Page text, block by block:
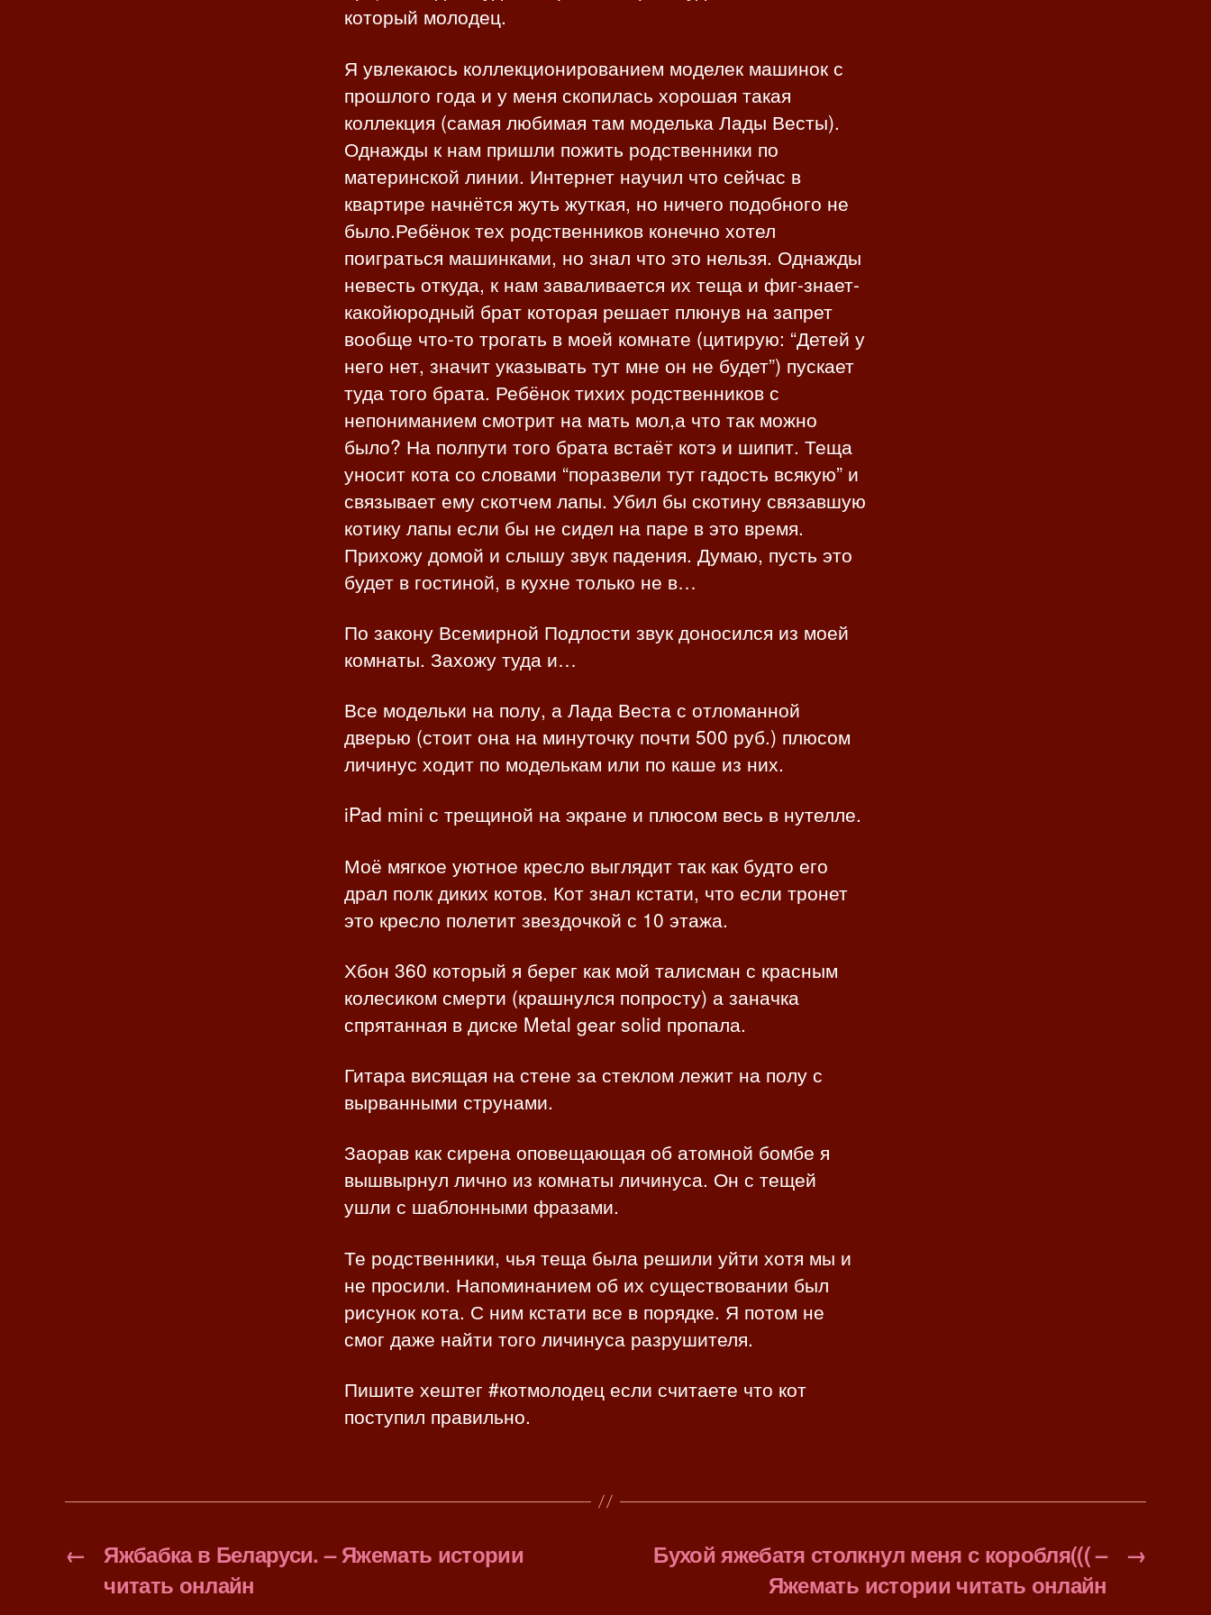
с
который молодец.
Я увлекаюсь коллекционированием моделек машинок с
прошлого года и у меня скопилась хорошая такая
коллекция (самая любимая там моделька Лады Весты).
Однажды к нам пришли пожить родственники по
материнской линии. Интернет научил что сейчас в
квартире начнётся жуть жуткая, но ничего подобного не
было.Ребёнок тех родственников конечно хотел
поиграться машинками, но знал что это нельзя. Однажды
невесть откуда, к нам заваливается их теща и фиг-знает-
какойюродный брат которая решает плюнув на запрет
вообще что-то трогать в моей комнате (цитирую: “Детей у
него нет, значит указывать тут мне он не будет”) пускает
туда того брата. Ребёнок тихих родственников с
непониманием смотрит на мать мол,а что так можно
было? На полпути того брата встаёт котэ и шипит. Теща
уносит кота со словами “поразвели тут гадость всякую” и
связывает ему скотчем лапы. Убил бы скотину связавшую
котику лапы если бы не сидел на паре в это время.
Прихожу домой и слышу звук падения. Думаю, пусть это
будет в гостиной, в кухне только не в…
По закону Всемирной Подлости звук доносился из моей
комнаты. Захожу туда и…
Все модельки на полу, а Лада Веста с отломанной
дверью (стоит она на минуточку почти 500 руб.) плюсом
личинус ходит по моделькам или по каше из них.
iPad mini с трещиной на экране и плюсом весь в нутелле.
Моё мягкое уютное кресло выглядит так как будто его
драл полк диких котов. Кот знал кстати, что если тронет
это кресло полетит звездочкой с 10 этажа.
Хбон 360 который я берег как мой талисман с красным
колесиком смерти (крашнулся попросту) а заначка
спрятанная в диске Metal gear solid пропала.
Гитара висящая на стене за стеклом лежит на полу с
вырванными струнами.
Заорав как сирена оповещающая об атомной бомбе я
вышвырнул лично из комнаты личинуса. Он с тещей
ушли с шаблонными фразами.
Те родственники, чья теща была решили уйти хотя мы и
не просили. Напоминанием об их существовании был
рисунок кота. С ним кстати все в порядке. Я потом не
смог даже найти того личинуса разрушителя.
Пишите хештег #котмолодец если считаете что кот
поступил правильно.
←
Яжбабка в Беларуси. – Яжемать истории
читать онлайн
→
Бухой яжебатя столкнул меня с коробля((( –
Яжемать истории читать онлайн